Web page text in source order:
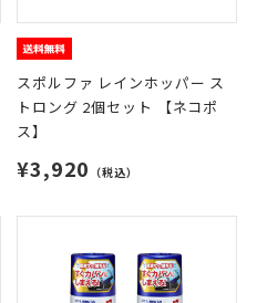
スポルファ レインホッパー ス
トロング 2個セット 【ネコポ
ス】
¥3,920 （税込）